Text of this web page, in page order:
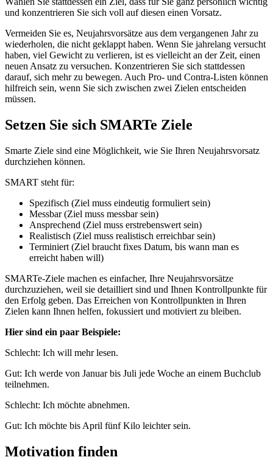
und konzentrieren Sie sich voll auf diesen einen Vorsatz.
Vermeiden Sie es, Neujahrsvorsätze aus dem vergangenen Jahr zu
wiederholen, die nicht geklappt haben. Wenn Sie jahrelang versucht
haben, viel Gewicht zu verlieren, ist es vielleicht an der Zeit, einen
neuen Ansatz zu versuchen. Konzentrieren Sie sich stattdessen
darauf, sich mehr zu bewegen. Auch Pro- und Contra-Listen können
hilfreich sein, wenn Sie sich zwischen zwei Zielen entscheiden
müssen.
Setzen Sie sich SMARTe Ziele
Smarte Ziele sind eine Möglichkeit, wie Sie Ihren Neujahrsvorsatz
durchziehen können.
SMART steht für:
Spezifisch (Ziel muss eindeutig formuliert sein)
Messbar (Ziel muss messbar sein)
Ansprechend (Ziel muss erstrebenswert sein)
Realistisch (Ziel muss realistisch erreichbar sein)
Terminiert (Ziel braucht fixes Datum, bis wann man es
erreicht haben will)
SMARTe-Ziele machen es einfacher, Ihre Neujahrsvorsätze
durchzuziehen, weil sie detailliert sind und Ihnen Kontrollpunkte für
den Erfolg geben. Das Erreichen von Kontrollpunkten in Ihren
Zielen kann Ihnen helfen, fokussiert und motiviert zu bleiben.
Hier sind ein paar Beispiele:
Schlecht: Ich will mehr lesen.
Gut: Ich werde von Januar bis Juli jede Woche an einem Buchclub
teilnehmen.
Schlecht: Ich möchte abnehmen.
Gut: Ich möchte bis April fünf Kilo leichter sein.
Motivation finden